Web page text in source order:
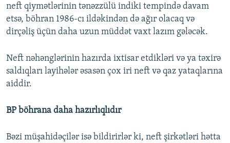
neft qiymətlərinin tənəzzülü indiki tempində davam
etsə, böhran 1986-cı ildəkindən də ağır olacaq və
dirçəliş üçün daha uzun müddət vaxt lazım gələcək.
Neft nəhənglərinin hazırda ixtisar etdikləri və ya təxirə
saldıqları layihələr əsasən çox iri neft və qaz yataqlarına
aiddir.
BP böhrana daha hazırlıqlıdır
Bəzi müşahidəçilər isə bildirirlər ki, neft şirkətləri hətta